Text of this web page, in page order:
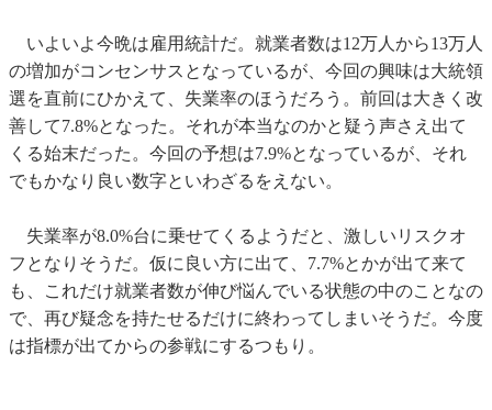
いよいよ今晩は雇用統計だ。就業者数は12万人から13万人
の増加がコンセンサスとなっているが、今回の興味は大統領
選を直前にひかえて、失業率のほうだろう。前回は大きく改
善して7.8%となった。それが本当なのかと疑う声さえ出て
くる始末だった。今回の予想は7.9%となっているが、それ
でもかなり良い数字といわざるをえない。
失業率が8.0%台に乗せてくるようだと、激しいリスクオ
フとなりそうだ。仮に良い方に出て、7.7%とかが出て来て
も、これだけ就業者数が伸び悩んでいる状態の中のことなの
で、再び疑念を持たせるだけに終わってしまいそうだ。今度
は指標が出てからの参戦にするつもり。